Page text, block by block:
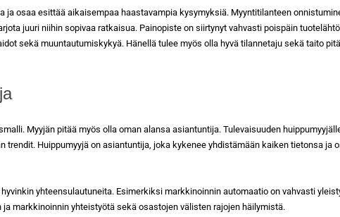
osaa esittää aikaisempaa haastavampia kysymyksiä. Myyntitilanteen
juuri niihin sopivaa ratkaisua. Painopiste on siirtynyt vahvasti poispäin
sekä muuntautumiskykyä. Hänellä tulee myös olla hyvä tilannetaju sekä taito
Myyjän pitää myös olla oman alansa asiantuntija. Tulevaisuuden
Huippumyyjä on asiantuntija, joka kykenee yhdistämään kaiken tietonsa ja
yhteensulautuneita. Esimerkiksi markkinoinnin automaatio on vahvasti
markkinoinnin yhteistyötä sekä osastojen välisten rajojen häilymistä.